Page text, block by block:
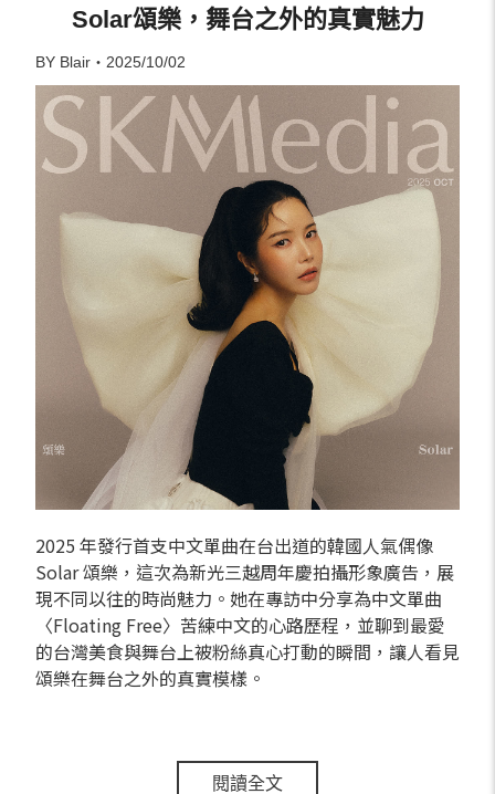
Solar頌樂，舞台之外的真實魅力
BY Blair・2025/10/02
2025 年發行首支中文單曲在台出道的韓國人氣偶像
Solar 頌樂，這次為新光三越周年慶拍攝形象廣告，展
現不同以往的時尚魅力。她在專訪中分享為中文單曲
〈Floating Free〉苦練中文的心路歷程，並聊到最愛
的台灣美食與舞台上被粉絲真心打動的瞬間，讓人看見
頌樂在舞台之外的真實模樣。
閱讀全文